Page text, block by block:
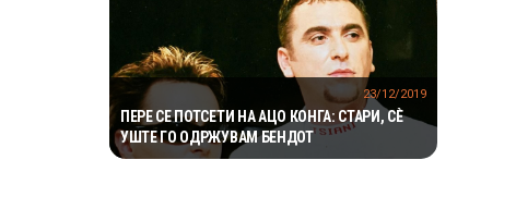
ПЕРЕ СЕ ПОТСЕТИ НА АЦО КОНГА: СТАРИ, СÈ
УШТЕ ГО ОДРЖУВАМ БЕНДОТ
23/12/2019